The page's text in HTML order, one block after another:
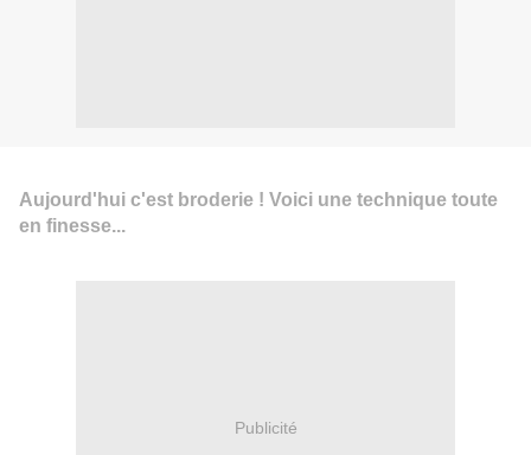
Aujourd'hui c'est broderie ! Voici une technique toute
en finesse...
Publicité